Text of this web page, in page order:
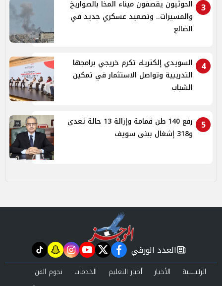
3
الحوثيون يقصفون ميناء المخا بالصواريخ
والمسيرات.. وتصعيد عسكري جديد في
الضالع
4
السويدي إلكتريك تكرم خريجي برامجها
التدريبية وتواصل الاستثمار في تمكين
الشباب
5
رفع 140 طن قمامة وإزالة 13 حالة تعدى
و318 إشغال ببنى سويف
newspaper
العدد الورقي facebook
twitter
youtube
instagram
snapchat
tiktok
الرئيسية الأخبار أخبار التعليم الخدمات
نجوم الفن